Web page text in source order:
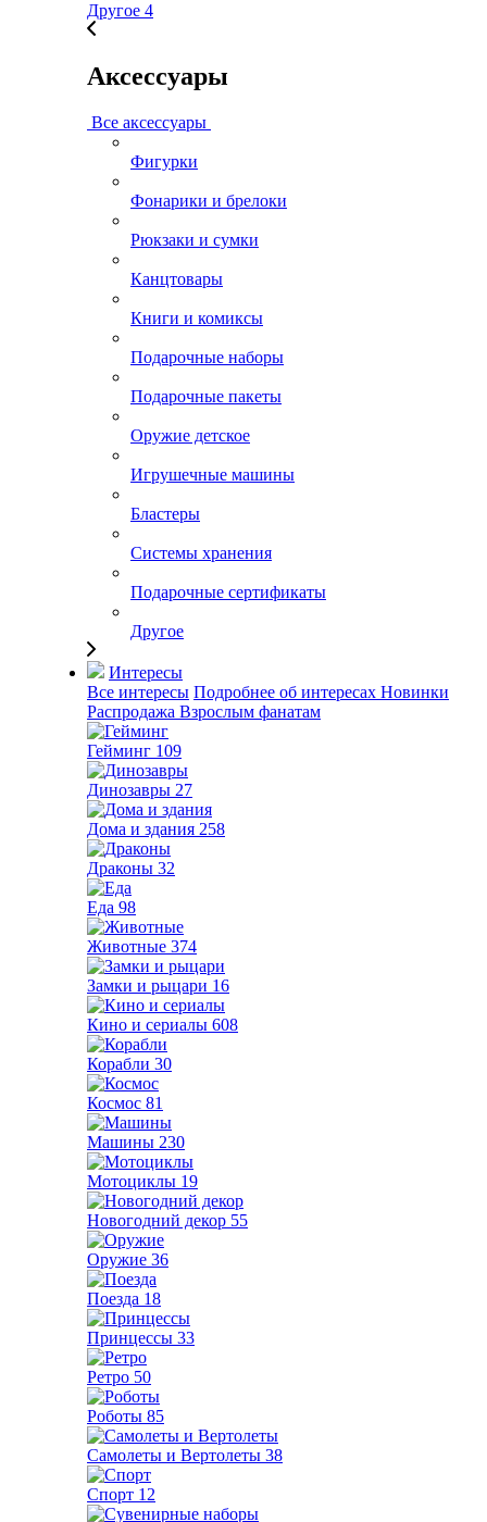
Другое 4
Аксессуары
Все аксессуары
Фигурки
Фонарики и брелоки
Рюкзаки и сумки
Канцтовары
Книги и комиксы
Подарочные наборы
Подарочные пакеты
Оружие детское
Игрушечные машины
Бластеры
Системы хранения
Подарочные сертификаты
Другое
Интересы
Все интересы Подробнее об интересах Новинки
Распродажа Взрослым фанатам
Гейминг 109
Динозавры 27
Дома и здания 258
Драконы 32
Еда 98
Животные 374
Замки и рыцари 16
Кино и сериалы 608
Корабли 30
Космос 81
Машины 230
Мотоциклы 19
Новогодний декор 55
Оружие 36
Поезда 18
Принцессы 33
Ретро 50
Роботы 85
Самолеты и Вертолеты 38
Спорт 12